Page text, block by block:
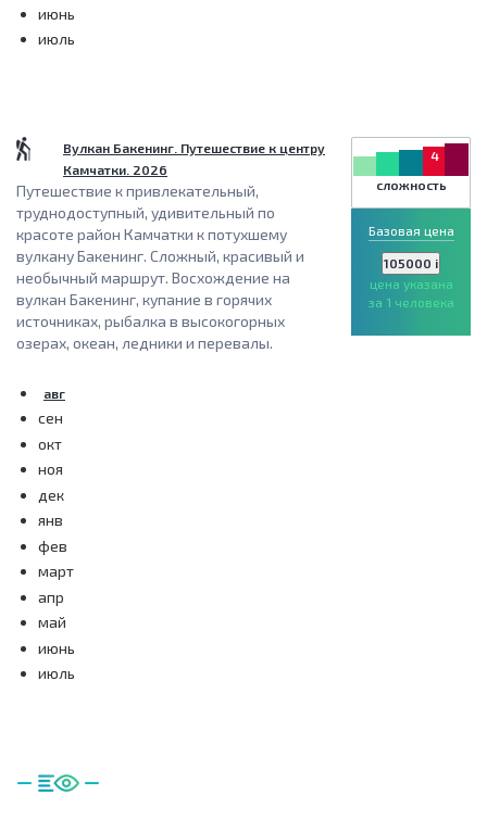
июнь
июль
4
сложность
Базовая цена
105000 i
цена указана
за 1 человека
Вулкан Бакенинг. Путешествие к центру
Камчатки. 2026
Путешествие к привлекательный,
труднодоступный, удивительный по
красоте район Камчатки к потухшему
вулкану Бакенинг. Сложный, красивый и
необычный маршрут. Восхождение на
вулкан Бакенинг, купание в горячих
источниках, рыбалка в высокогорных
озерах, океан, ледники и перевалы.
авг
сен
окт
ноя
дек
янв
фев
март
апр
май
июнь
июль